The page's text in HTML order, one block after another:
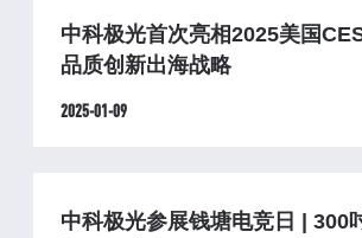
中科极光首次亮相2025美国
品质创新出海战略
2025-01-09
中科极光参展钱塘电竞日 | 300